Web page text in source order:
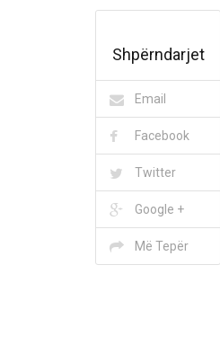
Shpërndarjet
Email
Facebook
Twitter
Google +
Më Tepër